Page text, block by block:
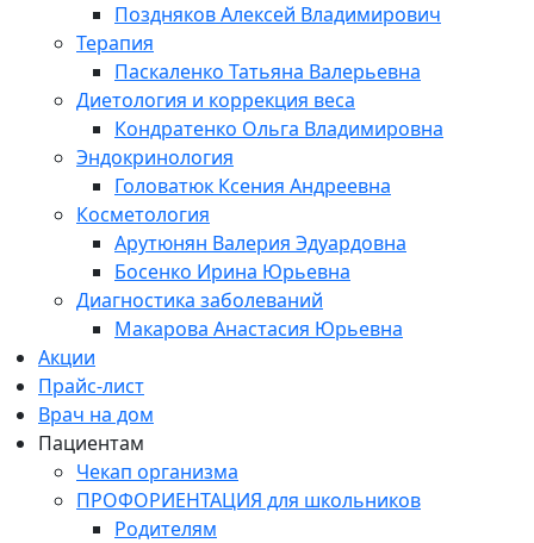
Поздняков Алексей Владимирович
Терапия
Паскаленко Татьяна Валерьевна
Диетология и коррекция веса
Кондратенко Ольга Владимировна
Эндокринология
Головатюк Ксения Андреевна
Косметология
Арутюнян Валерия Эдуардовна
Босенко Ирина Юрьевна
Диагностика заболеваний
Макарова Анастасия Юрьевна
Акции
Прайс-лист
Врач на дом
Пациентам
Чекап организма
ПРОФОРИЕНТАЦИЯ для школьников
Родителям